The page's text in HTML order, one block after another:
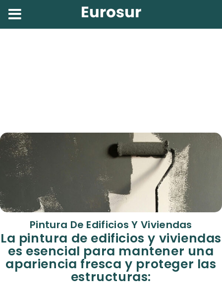
Pintura De Edificios Y Viviendas
La pintura de edificios y viviendas
es esencial para mantener una
apariencia fresca y proteger las
estructuras: